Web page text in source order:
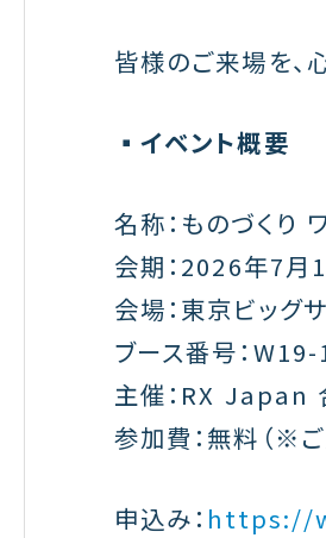
皆様のご来場を、
▪️イベント概要
名称：ものづくり
会期：2026年7月1
会場：東京ビッグ
ブース番号：W19-
主催：RX Japan
参加費：無料（※
申込み： https://